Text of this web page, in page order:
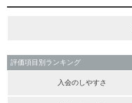
評価項目別ランキング
入会のしやすさ